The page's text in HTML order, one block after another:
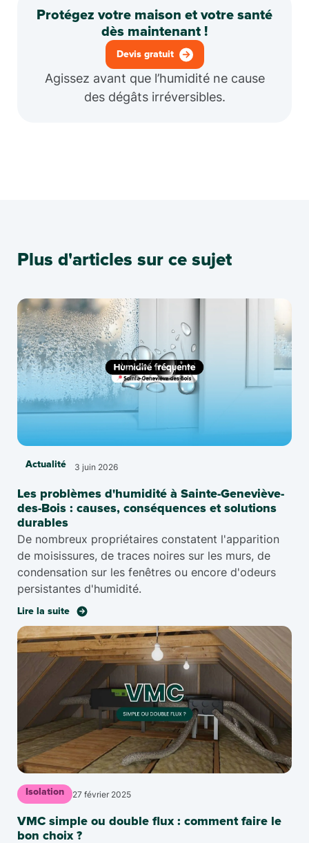
Protégez votre maison et votre santé
dès maintenant !
Devis gratuit
Agissez avant que l’humidité ne cause
des dégâts irréversibles.
Plus d'articles sur ce sujet
Actualité 3 juin 2026
Les problèmes d'humidité à Sainte-Geneviève-
des-Bois : causes, conséquences et solutions
durables
De nombreux propriétaires constatent l'apparition
de moisissures, de traces noires sur les murs, de
condensation sur les fenêtres ou encore d'odeurs
persistantes d'humidité.
Lire la suite
Isolation 27 février 2025
VMC simple ou double flux : comment faire le
bon choix ?